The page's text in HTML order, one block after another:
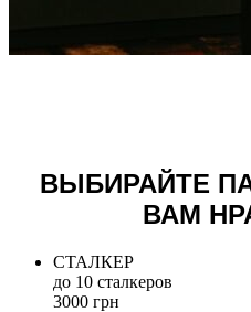
ВЫБИРАЙТЕ
ВАМ
СТАЛКЕР
до 10 сталкеров
3000 грн